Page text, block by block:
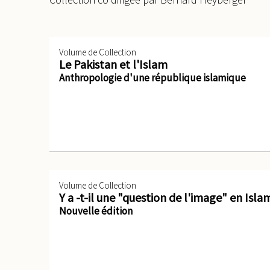
Volume de Collection
Le Pakistan et l'Islam
Anthropologie d'une république islamique
Volume de Collection
Y a -t-il une "question de l'image" en
Nouvelle édition